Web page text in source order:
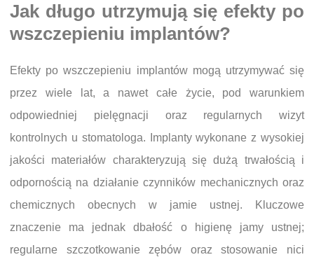
Jak długo utrzymują się efekty po
wszczepieniu implantów?
Efekty po wszczepieniu implantów mogą utrzymywać się
przez wiele lat, a nawet całe życie, pod warunkiem
odpowiedniej pielęgnacji oraz regularnych wizyt
kontrolnych u stomatologa. Implanty wykonane z wysokiej
jakości materiałów charakteryzują się dużą trwałością i
odpornością na działanie czynników mechanicznych oraz
chemicznych obecnych w jamie ustnej. Kluczowe
znaczenie ma jednak dbałość o higienę jamy ustnej;
regularne szczotkowanie zębów oraz stosowanie nici